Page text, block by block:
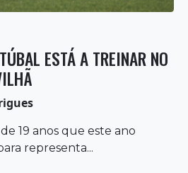
ESTÁ A TREINAR NO
19 anos que este ano
representa...